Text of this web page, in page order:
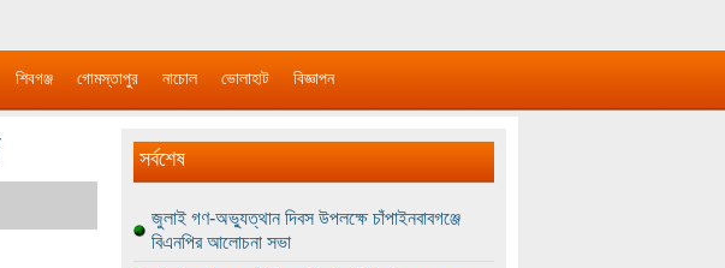
শিবগঞ্জ গোমস্তাপুর নাচোল ভোলাহাট বিজ্ঞাপন
সর্বশেষ
জুলাই গণ-অভ্যুত্থান দিবস উপলক্ষে চাঁপাইনবাবগঞ্জে
বিএনপির আলোচনা সভা